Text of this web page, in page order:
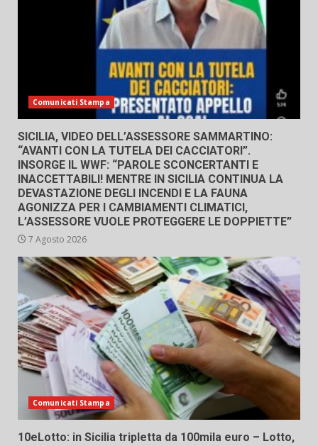
Comunicati Stampa
SICILIA, VIDEO DELL’ASSESSORE SAMMARTINO:
“AVANTI CON LA TUTELA DEI CACCIATORI”.
INSORGE IL WWF: “PAROLE SCONCERTANTI E
INACCETTABILI! MENTRE IN SICILIA CONTINUA LA
DEVASTAZIONE DEGLI INCENDI E LA FAUNA
AGONIZZA PER I CAMBIAMENTI CLIMATICI,
L’ASSESSORE VUOLE PROTEGGERE LE DOPPIETTE”
7 Agosto 2026
Comunicati Stampa
10eLotto: in Sicilia tripletta da 100mila euro – Lotto,